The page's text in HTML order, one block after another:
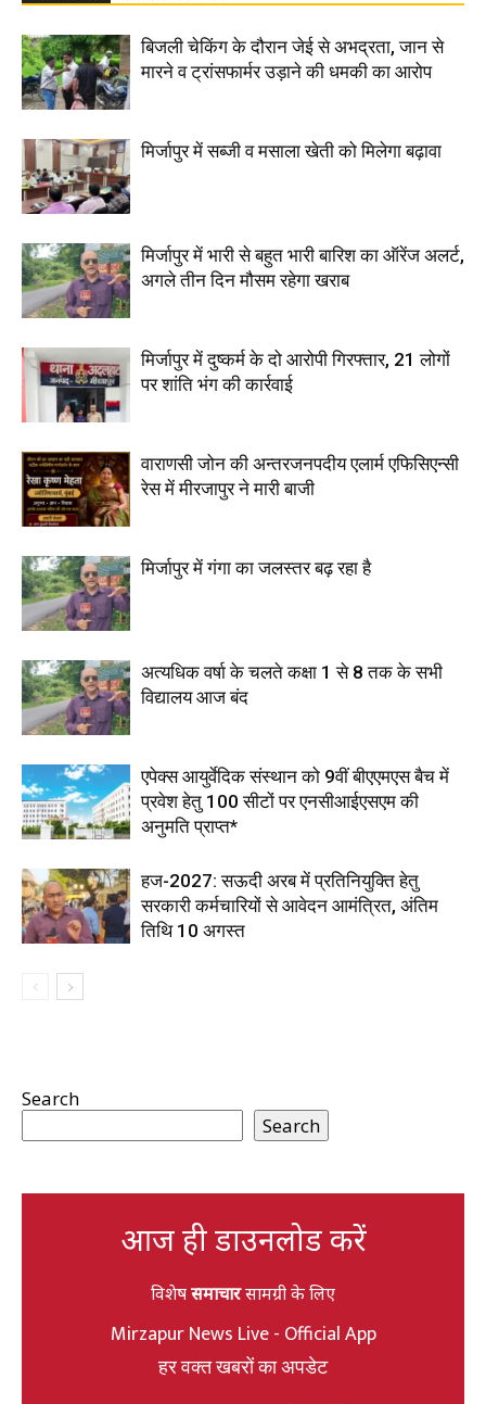
बिजली चेकिंग के दौरान जेई से अभद्रता, जान से
मारने व ट्रांसफार्मर उड़ाने की धमकी का आरोप
मिर्जापुर में सब्जी व मसाला खेती को मिलेगा बढ़ावा
मिर्जापुर में भारी से बहुत भारी बारिश का ऑरेंज अलर्ट,
अगले तीन दिन मौसम रहेगा खराब
मिर्जापुर में दुष्कर्म के दो आरोपी गिरफ्तार, 21 लोगों
पर शांति भंग की कार्रवाई
वाराणसी जोन की अन्तरजनपदीय एलार्म एफिसिएन्सी
रेस में मीरजापुर ने मारी बाजी
मिर्जापुर में गंगा का जलस्तर बढ़ रहा है
अत्यधिक वर्षा के चलते कक्षा 1 से 8 तक के सभी
विद्यालय आज बंद
एपेक्स आयुर्वेदिक संस्थान को 9वीं बीएएमएस बैच में
प्रवेश हेतु 100 सीटों पर एनसीआईएसएम की
अनुमति प्राप्त*
हज-2027: सऊदी अरब में प्रतिनियुक्ति हेतु
सरकारी कर्मचारियों से आवेदन आमंत्रित, अंतिम
तिथि 10 अगस्त
Search
Search
आज ही डाउनलोड करें
विशेषसमाचारसामग्री के लिए
Mirzapur News Live - Official App
हर वक्त खबरों का अपडेट